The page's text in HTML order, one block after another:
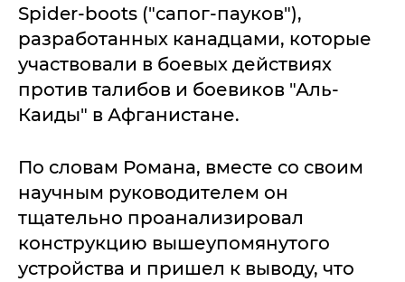
Spider-boots ("сапог-пауков"),
разработанных канадцами, которые
участвовали в боевых действиях
против талибов и боевиков "Аль-
Каиды" в Афганистане.
По словам Романа, вместе со своим
научным руководителем он
тщательно проанализировал
конструкцию вышеупомянутого
устройства и пришел к выводу, что